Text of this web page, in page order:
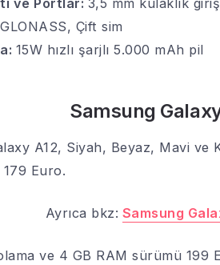
ve Portlar: 3,5 mm kulaklık
Çift sim
15W hızlı şarjlı 5.000 mAh pil
Samsung
A12, Siyah, Beyaz, Mavi ve
Euro.
Ayrıca bkz: Samsung
ve 4 GB RAM sürümü